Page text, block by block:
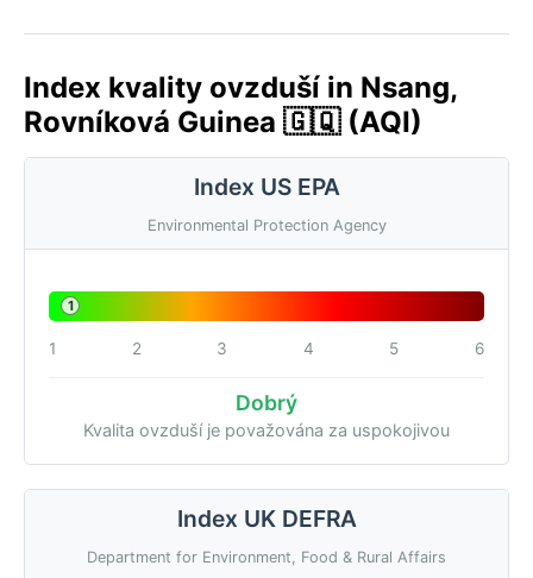
Index kvality ovzduší in Nsang,
Rovníková Guinea 🇬🇶 (AQI)
Index US EPA
Environmental Protection Agency
1
1 2 3 4 5 6
Dobrý
Kvalita ovzduší je považována za uspokojivou
Index UK DEFRA
Department for Environment, Food & Rural Affairs